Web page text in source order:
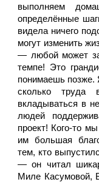
выполняем
определённые
видела ничего
могут изменить
— любой может
темпе! Это
понимаешь позже.
сколько труда
вкладываться в
людей
проект! Кого-то
им большая
тем, кто
— он читал
Миле Касумовой,